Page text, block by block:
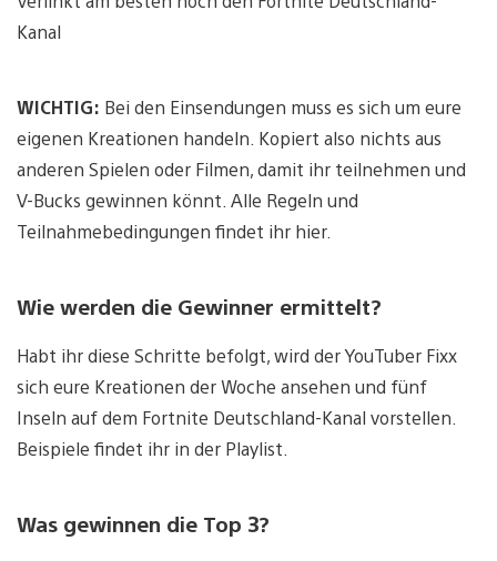
Kanal
WICHTIG: Bei den Einsendungen muss es sich um eure
eigenen Kreationen handeln. Kopiert also nichts aus
anderen Spielen oder Filmen, damit ihr teilnehmen und
V-Bucks gewinnen könnt. Alle Regeln und
Teilnahmebedingungen findet ihr hier.
Wie werden die Gewinner ermittelt?
Habt ihr diese Schritte befolgt, wird der YouTuber Fixx
sich eure Kreationen der Woche ansehen und fünf
Inseln auf dem Fortnite Deutschland-Kanal vorstellen.
Beispiele findet ihr in der Playlist.
Was gewinnen die Top 3?